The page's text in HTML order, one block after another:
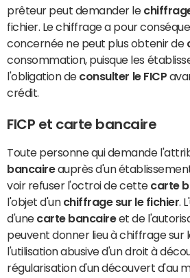
prêteur peut demander le
fichier. Le chiffrage a pour
concernée ne peut plus obtenir de
consommation, puisque les
l'obligation de consulter le FICP
crédit.
FICP et carte bancaire
Toute personne qui demande
bancaireauprès d'un
voir refuser l'octroi de cette carte
l'objet d'un chiffrage sur le fichier .
d'une carte bancaireet de
peuvent donner lieu à chiffrage sur
l'utilisation abusive d'un droit à
régularisation d'un découvert d'au